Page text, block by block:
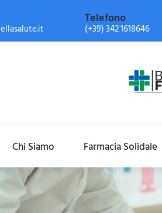
Telefono
(+39) 342 1618646
Chi Siamo Farmacia Solidale